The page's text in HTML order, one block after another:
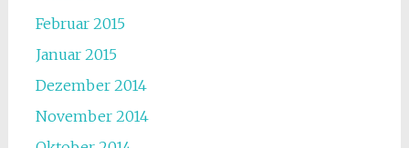
Februar 2015
Januar 2015
Dezember 2014
November 2014